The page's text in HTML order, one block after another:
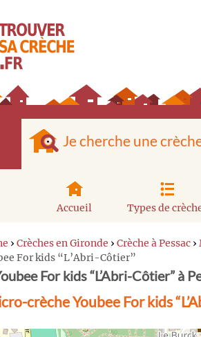
Je cherche une
Accueil Types de
› Crèches en Gironde › Crèche à Pessac ›
For kids “L’Abri-Côtier”
For kids “L’Abri-Côtier” à
crèche Youbee For kids